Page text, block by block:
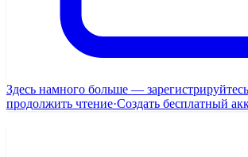
Здесь намного больше —
продолжить чтение·Создать бесплатный